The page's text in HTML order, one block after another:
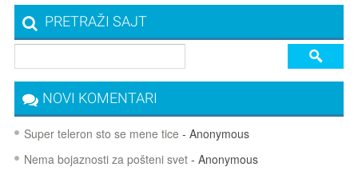
PRETRAŽI SAJT
NOVI KOMENTARI
Super teleron sto se mene tice - Anonymous
Nema bojaznosti za pošteni svet- Anonymous